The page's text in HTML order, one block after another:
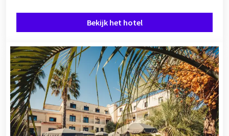
Bekijk het hotel